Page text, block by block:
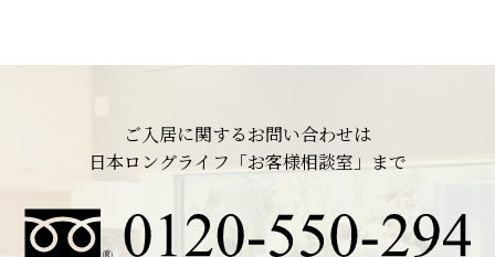
ご入居に関するお問い合わせは
日本ロングライフ「お客様相談室」まで